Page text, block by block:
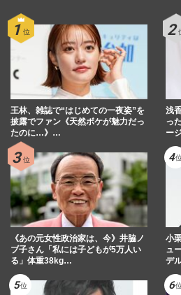
王林、雑誌で“はじめての一夜姿”を
披露でファン《天然ボケが魅力だっ
たのに…》…
浅
っ
ー
《あの元女性政治家は、今》井脇ノ
ブ子さん「私には子どもが5万人い
る」体重38kg…
小
ュ
デ